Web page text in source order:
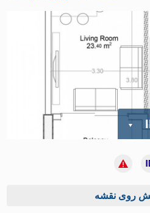
روی نقشه